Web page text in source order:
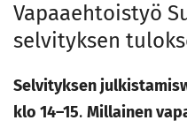
Vapaaehtoistyö
selvityksen
Selvityksen
klo 14–15. Millainen